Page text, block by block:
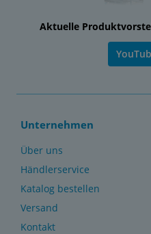
Aktuelle
Unternehmen
Über uns
Händlerservice
Katalog bestellen
Versand
Kontakt